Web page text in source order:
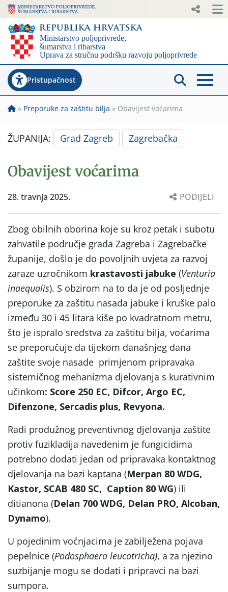
Pristupačnost
» Preporuke za zaštitu bilja » Obavijest voćarima
ŽUPANIJA: Grad Zagreb Zagrebačka
Obavijest voćarima
28. travnja 2025. PODIJELI
Zbog obilnih oborina koje su kroz petak i subotu
zahvatile područje grada Zagreba i Zagrebačke
županije, došlo je do povoljnih uvjeta za razvoj
zaraze uzročnikom krastavosti jabuke (Venturia
inaequalis). S obzirom na to da je od posljednje
preporuke za zaštitu nasada jabuke i kruške palo
između 30 i 45 litara kiše po kvadratnom metru,
što je ispralo sredstva za zaštitu bilja, voćarima
se preporučuje da tijekom današnjeg dana
zaštite svoje nasade primjenom pripravaka
sistemičnog mehanizma djelovanja s kurativnim
učinkom: Score 250 EC, Difcor, Argo EC,
Difenzone, Sercadis plus, Revyona.
Radi produžnog preventivnog djelovanja zaštite
protiv fuzikladija navedenim je fungicidima
potrebno dodati jedan od pripravaka kontaktnog
djelovanja na bazi kaptana (Merpan 80 WDG,
Kastor, SCAB 480 SC, Caption 80 WG) ili
ditianona (Delan 700 WDG, Delan PRO, Alcoban,
Dynamo).
U pojedinim voćnjacima je zabilježena pojava
pepelnice (Podosphaera leucotricha), a za njezino
suzbijanje mogu se dodati i pripravci na bazi
sumpora.